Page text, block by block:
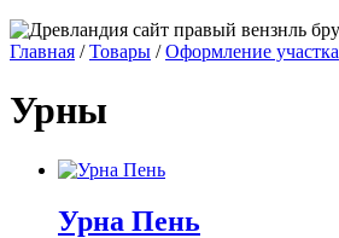
Главная /Товары /Оформление участка
Урны
Урна Пень